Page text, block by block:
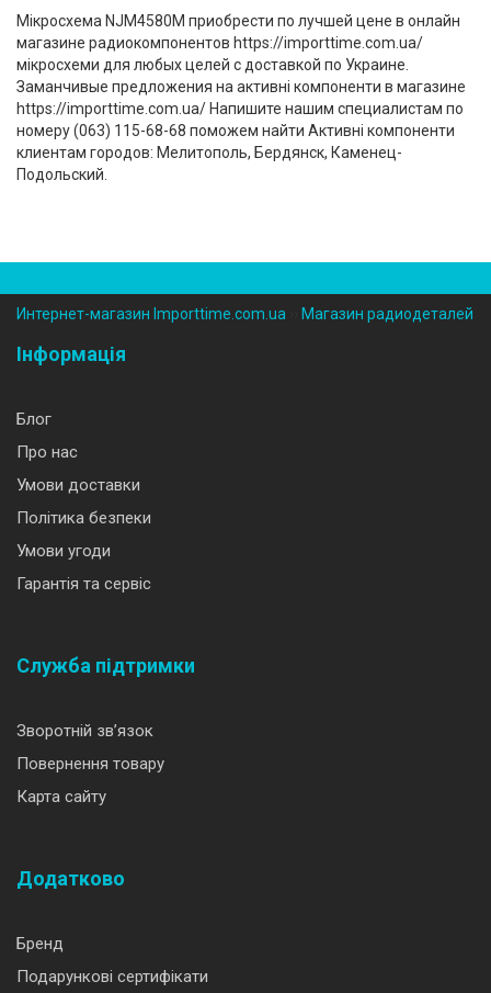
Мікросхема NJM4580M приобрести по лучшей цене в онлайн
магазине радиокомпонентов https://importtime.com.ua/
мікросхеми для любых целей с доставкой по Украине.
Заманчивые предложения на активні компоненти в магазине
https://importtime.com.ua/ Напишите нашим специалистам по
номеру (‎063) 115-68-68 поможем найти Активні компоненти
клиентам городов: Мелитополь, Бердянск, Каменец-
Подольский.
Интернет-магазин Importtime.com.ua Магазин радиодеталей
Інформація
Блог
Про нас
Умови доставки
Політика безпеки
Умови угоди
Гарантія та сервіс
Служба підтримки
Зворотній зв’язок
Повернення товару
Карта сайту
Додатково
Бренд
Подарункові сертифікати